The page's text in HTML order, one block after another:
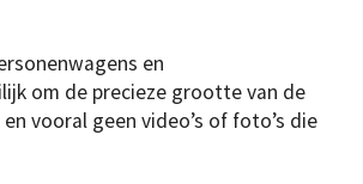
en
om de precieze grootte van de
vooral geen video’s of foto’s die